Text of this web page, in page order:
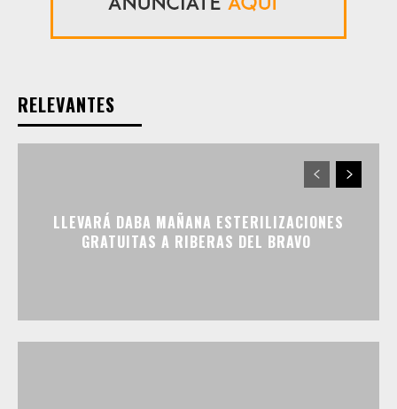
RELEVANTES
LLEVARÁ DABA MAÑANA ESTERILIZACIONES
GRATUITAS A RIBERAS DEL BRAVO